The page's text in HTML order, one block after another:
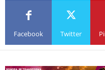
Facebook Twitter